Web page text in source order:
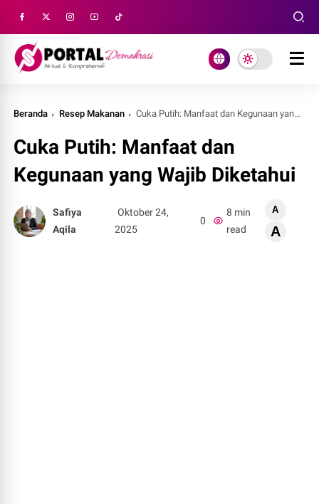
Beranda Resep Makanan Cuka Putih: Manfaat dan Kegunaan yang Wajib Diketahui
Cuka Putih: Manfaat dan
Kegunaan yang Wajib Diketahui
Safiya
Aqila
Oktober 24,
2025
0
8 min
read
A
A